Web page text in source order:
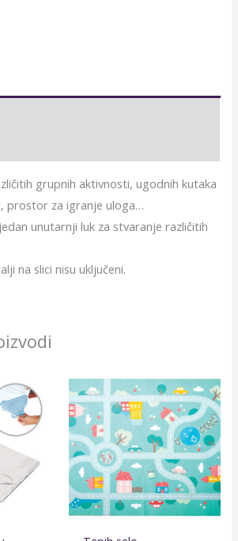
grupnih aktivnosti, ugodnih kutaka
prostor za igranje uloga…
unutarnji luk za stvaranje različitih
na slici nisu uključeni.